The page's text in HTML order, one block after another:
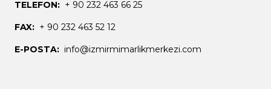
TELEFON: + 90 232 463 66 25
FAX: + 90 232 463 52 12
E-POSTA: info@izmirmimarlikmerkezi.com